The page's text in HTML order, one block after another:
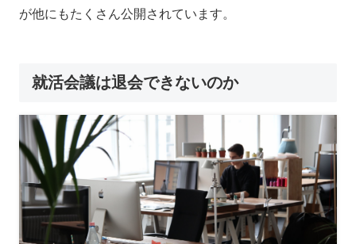
が他にもたくさん公開されています。
就活会議は退会できないのか